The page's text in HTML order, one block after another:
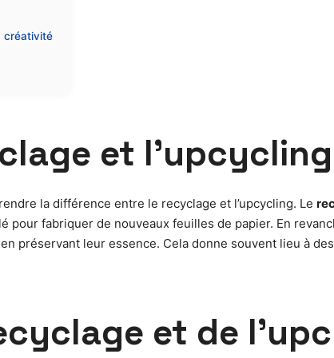
créativité
et l’upcycling
la différence entre le recyclage et l’upcycling. Le
fabriquer de nouveaux feuilles de papier. En
préservant leur essence. Cela donne souvent lieu à
et de